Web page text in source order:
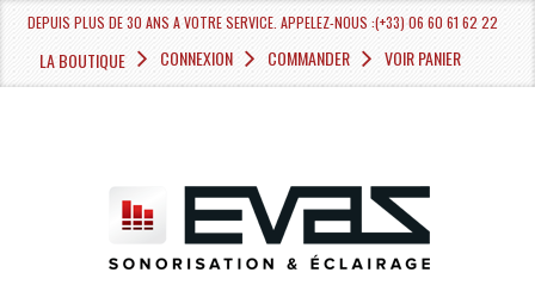
DEPUIS PLUS DE 30 ANS A VOTRE SERVICE. APPELEZ-NOUS :(+33) 06 60 61 62 22
LA BOUTIQUE CONNEXION COMMANDER VOIR PANIER